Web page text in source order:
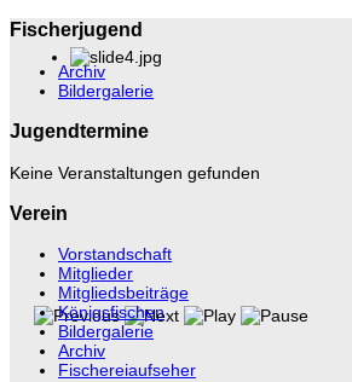
Fischerjugend
Archiv
Bildergalerie
Jugendtermine
Keine Veranstaltungen gefunden
Verein
Vorstandschaft
Mitglieder
Mitgliedsbeiträge
Königsfischen
Bildergalerie
Archiv
Fischereiaufseher